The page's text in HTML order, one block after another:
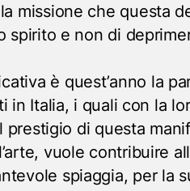
missione che questa
spirito e non di
è quest’anno la
in Italia, i quali con la
prestigio di questa
vuole contribuire
spiaggia, per la